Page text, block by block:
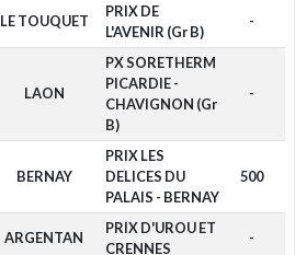
LE TOUQUET
PRIX DE
L'AVENIR (Gr B)
-
LAON
PX SORETHERM
PICARDIE -
CHAVIGNON (Gr
B)
-
BERNAY
PRIX LES
DELICES DU
PALAIS - BERNAY
500
ARGENTAN
PRIX D'UROU ET
CRENNES
-